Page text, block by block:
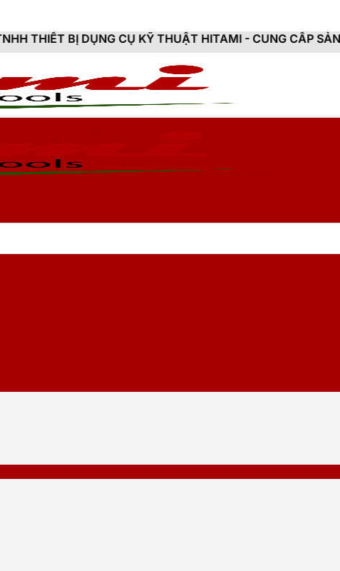
CỤ KỸ THUẬT HITAMI - CUNG CẤP SẢN PHẨM